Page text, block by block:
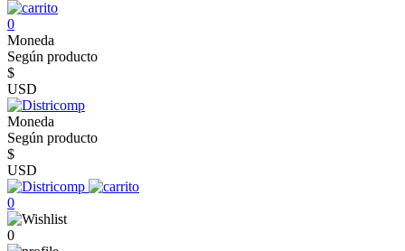
0
Moneda
Según producto
$
USD
Moneda
Según producto
$
USD
0
0